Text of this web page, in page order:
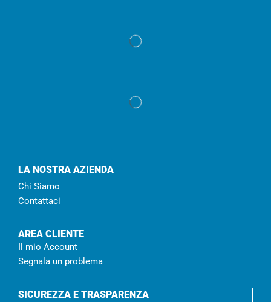
LA NOSTRA AZIENDA
Chi Siamo
Contattaci
AREA CLIENTE
Il mio Account
Segnala un problema
SICUREZZA E TRASPARENZA